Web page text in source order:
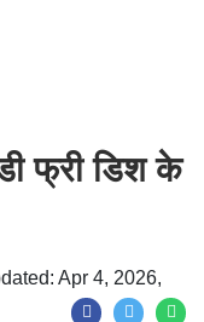
फ्री डिश के
Apr 4, 2026,